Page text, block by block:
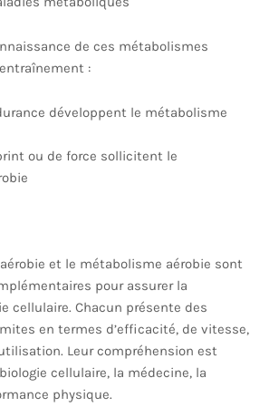
de ces métabolismes
:
développent le métabolisme
ou de force sollicitent le
et le métabolisme aérobie sont
pour assurer la
cellulaire. Chacun présente des
en termes d’efficacité, de vitesse,
Leur compréhension est
cellulaire, la médecine, la
physique.